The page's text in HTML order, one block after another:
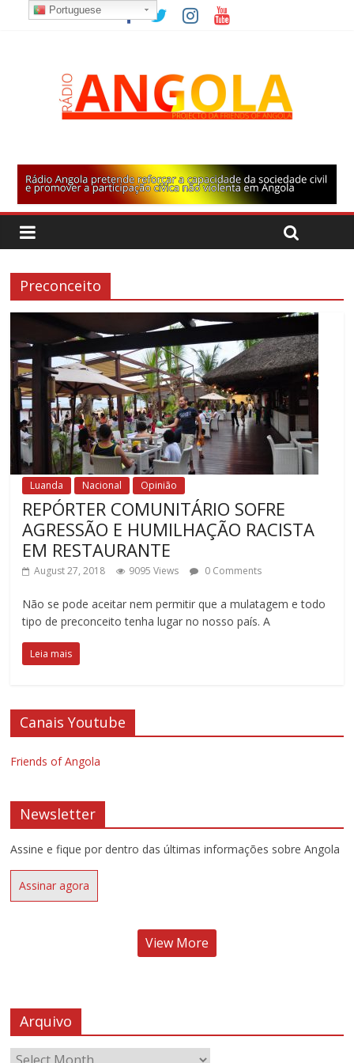
Preconceito
Luanda Nacional Opinião
REPÓRTER COMUNITÁRIO SOFRE
AGRESSÃO E HUMILHAÇÃO RACISTA
EM RESTAURANTE
August 27, 2018 9095 Views 0 Comments
Não se pode aceitar nem permitir que a mulatagem e todo
tipo de preconceito tenha lugar no nosso país. A
Leia mais
Canais Youtube
Friends of Angola
Newsletter
Assine e fique por dentro das últimas informações sobre Angola
Assinar agora
View More
Arquivo
Portuguese